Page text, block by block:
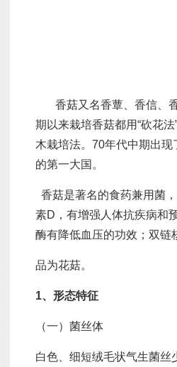
香菇又名香蕈、香信、香
期以来栽培香菇都用“砍花
木栽培法。70年代中期出
的第一大国。
香菇是著名的食药兼用菌
素D，有增强人体抗疾病和
酶有降低血压的功效；双链
品为花菇。
1、形态特征
（一）菌丝体
白色、细短绒毛状 气生菌丝